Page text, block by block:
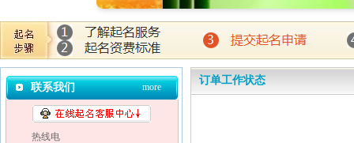
联系我们 more
热线电
订单工作状态